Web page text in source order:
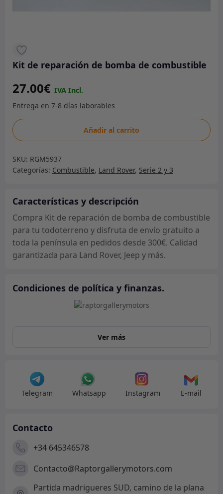
Kit de reparación de bomba de combustible
27.00€
Kit
de
de
bomba
combustible
Añadir al carrito
SKU: RGM5937
Categorías: Combustible, Land Rover, Serie 2 y 3
Características y descripción
Compra Kit de reparación de bomba de combustible
para tu todoterreno y disfruta de envío gratuito a
toda la península en pedidos desde 300€. Calidad
garantizada para Land Rover, Jeep y más.
Condiciones de política y finanzas.
Ver más
Telegram Whatsapp Instagram E-mail
Contacto
+34 645346578
Contacto@Raptorgallerymotors.com
Partida madrigueres SUD, camino de la plana